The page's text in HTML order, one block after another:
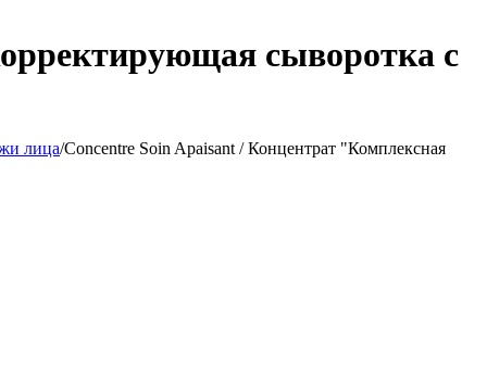
сыворотка c
лица/Concentre Soin Apaisant / Концентрат "Комплексная